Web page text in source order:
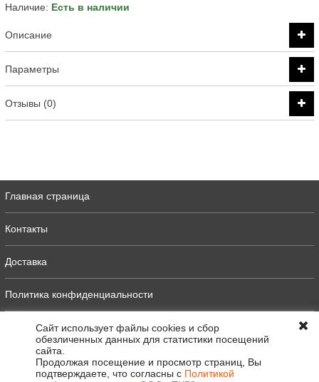
Наличие: Есть в наличии
Описание
Параметры
Отзывы (0)
Главная страница
Контакты
Доставка
Политика конфиденциальности
Оферта
Полная версия
Сайт использует файлы cookies и сбор
обезличенных данных для статистики посещений
сайта.
Продолжая посещение и просмотр страниц, Вы
подтверждаете, что согласны с Политикой